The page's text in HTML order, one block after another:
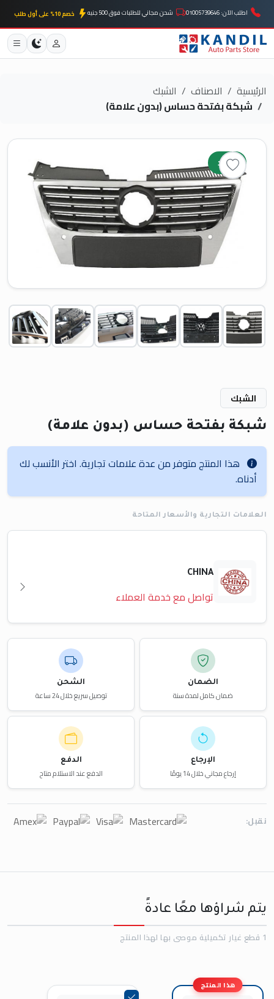
اطلب الآن: 01005739646 شحن مجاني للطلبات فوق 500 جنيه خصم 10% على أول طلب
الرئيسية الاصناف
الشبك
شبكة بفتحة حساس (بدون علامة)
جديد
الشبك
شبكة بفتحة حساس (بدون علامة)
هذا المنتج متوفر من عدة علامات تجارية. اختر الأنسب لك
أدناه.
العلامات التجارية والأسعار المتاحة
CHINA
تواصل مع خدمة العملاء
الضمان
ضمان كامل لمدة سنة
الشحن
توصيل سريع خلال 24 ساعة
الإرجاع
إرجاع مجاني خلال 14 يومًا
الدفع
الدفع عند الاستلام متاح
نقبل:
يتم شراؤها معًا عادةً
1 قطع غيار تكميلية موصى بها لهذا المنتج
هذا المنتج